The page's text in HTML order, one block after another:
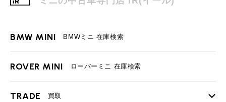
BMW MINI BMWミニ 在庫検索
ROVER MINI ローバーミニ 在庫検索
TRADE 買取